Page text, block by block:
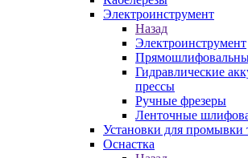
Электроинструмент
Назад
Электроинструмент
Гидравлические
прессы
Ручные фрезеры
Ленточные
Установки для промывки
Оснастка